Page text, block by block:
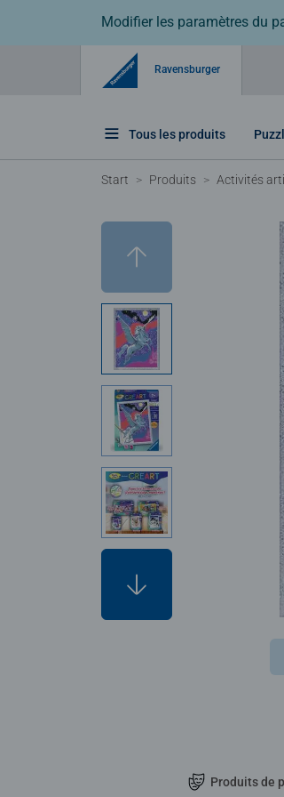
Modifier les paramètres du
Ravensburger
Tous les produits
Start Produits Activités
Produits de